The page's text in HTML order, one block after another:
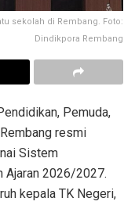
sekolah di Rembang. Foto:
Dindikpora Rembang
Pemuda,
resmi
Sistem
Ajaran 2026/2027.
kepala TK Negeri,